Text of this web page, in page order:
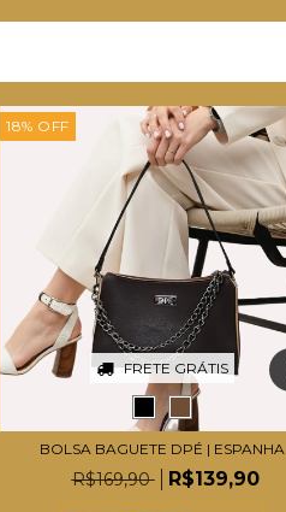
18% OFF
FRETE GRÁTIS
BOLSA BAGUETE DPÉ | ESPANHA
R$169,90 R$139,90